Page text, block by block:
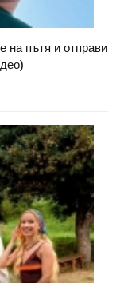
на пътя и отправи